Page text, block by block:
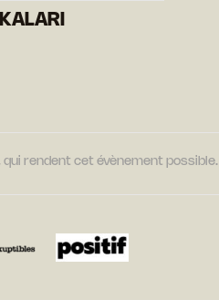
rendent cet évènement possible.